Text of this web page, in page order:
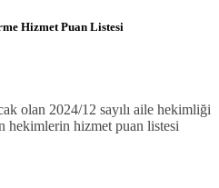
Hizmet Puan Listesi
olan 2024/12 sayılı aile hekimliği
hekimlerin hizmet puan listesi